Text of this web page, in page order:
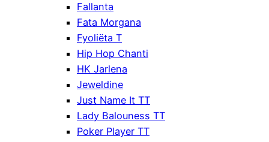
Fallanta
Fata Morgana
Fyoliëta T
Hip Hop Chanti
HK Jarlena
Jeweldine
Just Name It TT
Lady Balouness TT
Poker Player TT